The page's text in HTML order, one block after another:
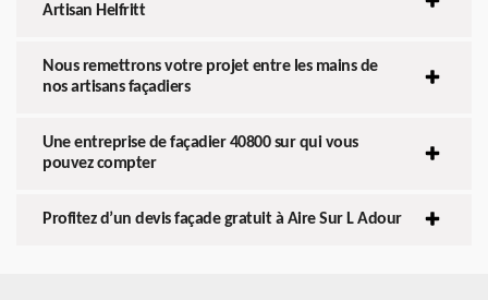
Artisan Helfritt
Nous remettrons votre projet entre les mains de
nos artisans façadiers
Une entreprise de façadier 40800 sur qui vous
pouvez compter
Profitez d’un devis façade gratuit à Aire Sur L Adour